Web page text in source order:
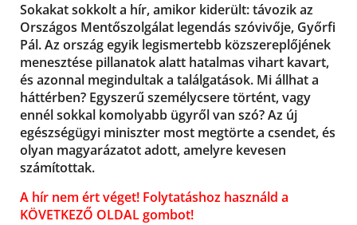
Sokakat sokkolt a hír, amikor kiderült: távozik az
Országos Mentőszolgálat legendás szóvivője, Győrfi
Pál. Az ország egyik legismertebb közszereplőjének
menesztése pillanatok alatt hatalmas vihart kavart,
és azonnal megindultak a találgatások. Mi állhat a
háttérben? Egyszerű személycsere történt, vagy
ennél sokkal komolyabb ügyről van szó? Az új
egészségügyi miniszter most megtörte a csendet, és
olyan magyarázatot adott, amelyre kevesen
számítottak.
A hír nem ért véget! Folytatáshoz használd a
KÖVETKEZŐ OLDAL gombot!